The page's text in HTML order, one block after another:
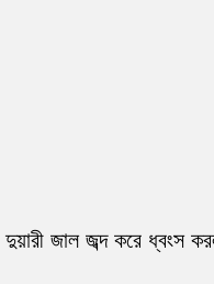
দুয়ারী জাল জব্দ করে ধ্বংস